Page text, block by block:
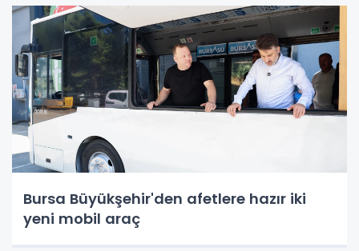
Bursa Büyükşehir'den afetlere hazır iki
yeni mobil araç